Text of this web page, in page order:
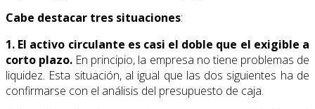
Cabe destacar tres situaciones:
1. El activo circulante es casi el doble que el exigible a
corto plazo. En principio, la empresa no tiene problemas de
liquidez. Esta situación, al igual que las dos siguientes ha de
confirmarse con el análisis del presupuesto de caja.